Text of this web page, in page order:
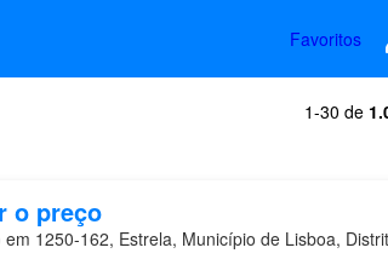
Favoritos
1-30 de
o preço
em 1250-162, Estrela, Município de Lisboa,